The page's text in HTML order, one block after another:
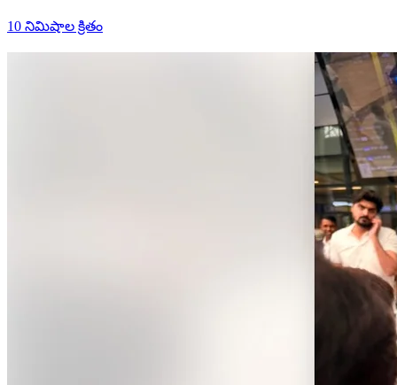
10 నిమిషాల క్రితం